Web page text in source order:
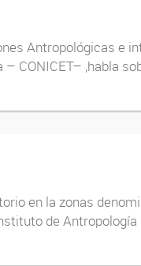
Antropológicas e
CONICET– ,habla
en la zonas
de